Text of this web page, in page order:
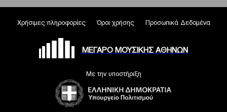
Χρήσιμες πληροφορίες Όροι χρήσης Προσωπικά Δεδομένα
ΜΕΓΑΡΟ ΜΟΥΣΙΚΗΣ ΑΘΗΝΩΝ
Με την υποστήριξη